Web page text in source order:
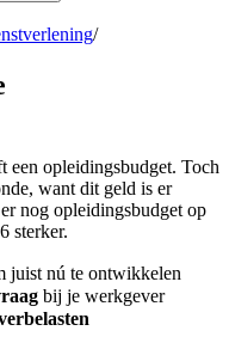
/
een opleidingsbudget. Toch
want dit geld is er
nog opleidingsbudget op
sterker.
juist nú te ontwikkelen
bij je werkgever